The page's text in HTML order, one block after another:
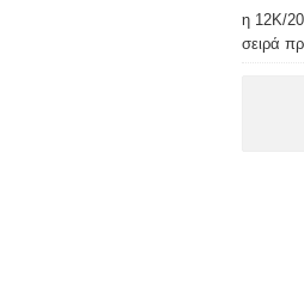
η 12Κ/
σειρά